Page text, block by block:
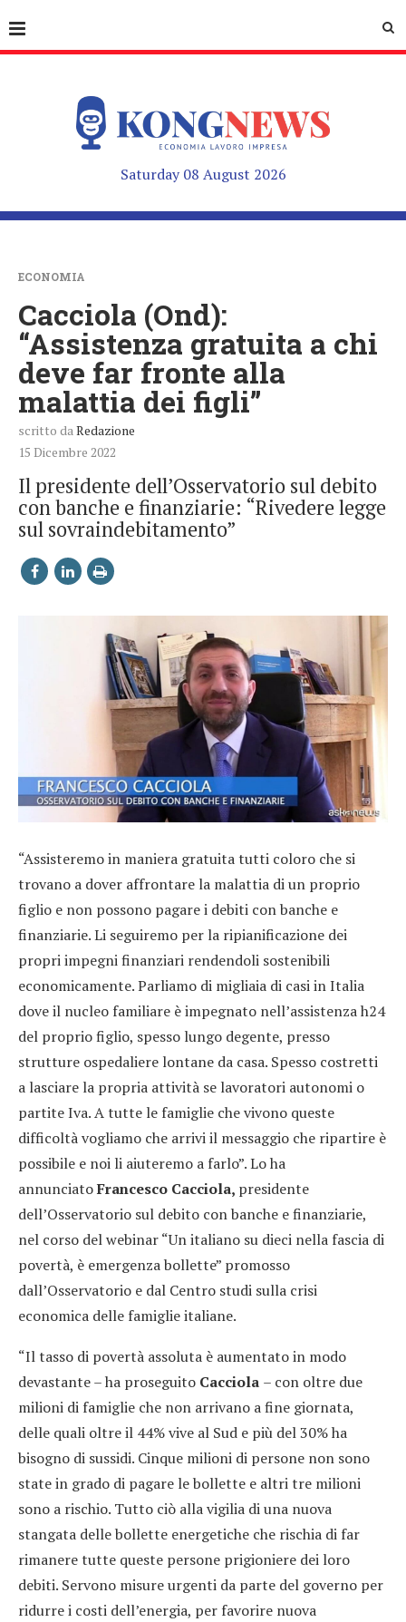
Saturday 08 August 2026
ECONOMIA
Cacciola (Ond):
“Assistenza gratuita a chi
deve far fronte alla
malattia dei figli”
scritto da Redazione
15 Dicembre 2022
Il presidente dell’Osservatorio sul debito
con banche e finanziarie: “Rivedere legge
sul sovraindebitamento”
“Assisteremo in maniera gratuita tutti coloro che si
trovano a dover affrontare la malattia di un proprio
figlio e non possono pagare i debiti con banche e
finanziarie. Li seguiremo per la ripianificazione dei
propri impegni finanziari rendendoli sostenibili
economicamente. Parliamo di migliaia di casi in Italia
dove il nucleo familiare è impegnato nell’assistenza h24
del proprio figlio, spesso lungo degente, presso
strutture ospedaliere lontane da casa. Spesso costretti
a lasciare la propria attività se lavoratori autonomi o
partite Iva. A tutte le famiglie che vivono queste
difficoltà vogliamo che arrivi il messaggio che ripartire è
possibile e noi li aiuteremo a farlo”. Lo ha
annunciatoFrancesco Cacciola, presidente
dell’Osservatorio sul debito con banche e finanziarie,
nel corso del webinar “Un italiano su dieci nella fascia di
povertà, è emergenza bollette” promosso
dall’Osservatorio e dal Centro studi sulla crisi
economica delle famiglie italiane.
“Il tasso di povertà assoluta è aumentato in modo
devastante – ha proseguito Cacciola – con oltre due
milioni di famiglie che non arrivano a fine giornata,
delle quali oltre il 44% vive al Sud e più del 30% ha
bisogno di sussidi. Cinque milioni di persone non sono
state in grado di pagare le bollette e altri tre milioni
sono a rischio. Tutto ciò alla vigilia di una nuova
stangata delle bollette energetiche che rischia di far
rimanere tutte queste persone prigioniere dei loro
debiti. Servono misure urgenti da parte del governo per
ridurre i costi dell’energia, per favorire nuova